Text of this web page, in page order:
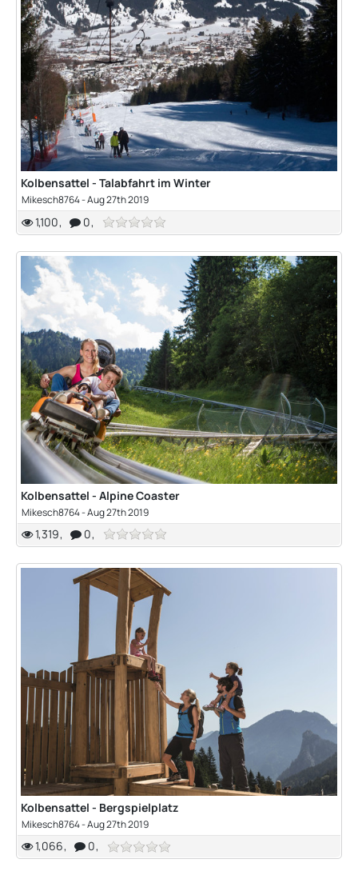
Kolbensattel - Talabfahrt im Winter
Mikesch8764-Aug 27th 2019
1,100 0
Kolbensattel - Alpine Coaster
Mikesch8764-Aug 27th 2019
1,319 0
Kolbensattel - Bergspielplatz
Mikesch8764-Aug 27th 2019
1,066 0